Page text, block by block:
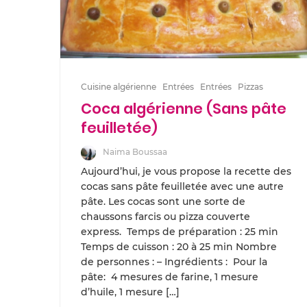
Cuisine algérienne Entrées Entrées Pizzas
Coca algérienne (Sans pâte
feuilletée)
Naima Boussaa
Aujourd’hui, je vous propose la recette des
cocas sans pâte feuilletée avec une autre
pâte. Les cocas sont une sorte de
chaussons farcis ou pizza couverte
express. Temps de préparation : 25 min
Temps de cuisson : 20 à 25 min Nombre
de personnes : – Ingrédients : Pour la
pâte: 4 mesures de farine, 1 mesure
d’huile, 1 mesure […]